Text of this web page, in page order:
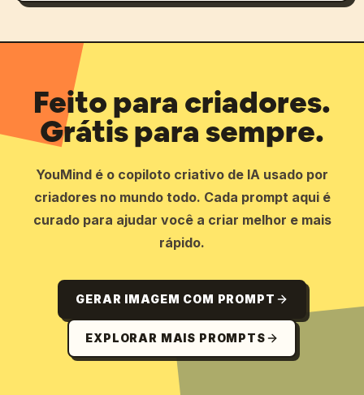
Feito para criadores.
Grátis para sempre.
YouMind é o copiloto criativo de IA usado por
criadores no mundo todo. Cada prompt aqui é
curado para ajudar você a criar melhor e mais
rápido.
GERAR IMAGEM COM PROMPT
EXPLORAR MAIS PROMPTS